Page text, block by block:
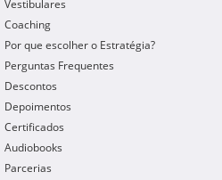
Vestibulares
Coaching
Por que escolher o Estratégia?
Perguntas Frequentes
Descontos
Depoimentos
Certificados
Audiobooks
Parcerias